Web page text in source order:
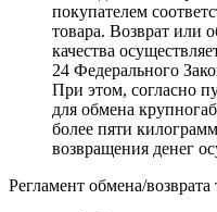
покупателем
товара. Возврат или
качества
24 Федерального
При этом, согласно
для обмена
более пяти
возвращения денег
Регламент обмена/возврата